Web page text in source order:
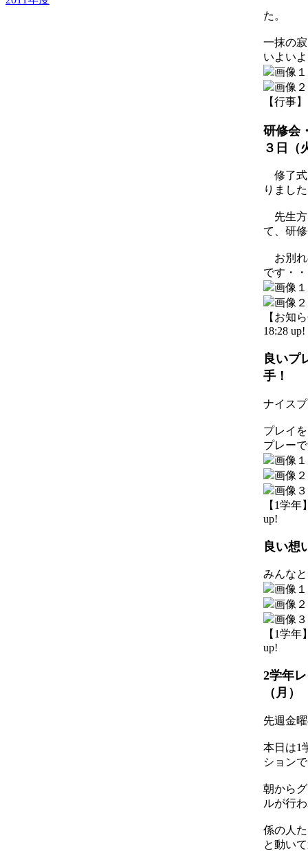
た。
一抹の
いよい
【行事
研修
３日（
修了式
りまし
先生方
て、研
お別れ
です・
【お知
18:28 up!
良いプ
手！
ナイス
プレイ
プレー
【1学年
up!
良い想
みんな
【1学年
up!
2学年
（月）
先週金
本日は1
ション
朝から
ルが行
係の人
と動い